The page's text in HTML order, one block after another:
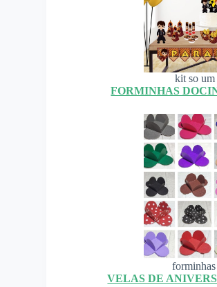
kit so
FORMINHAS
VELAS DE